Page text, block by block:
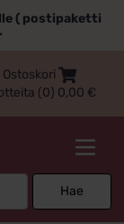
( postipaketti
Ostoskori
(0) 0,00 €
Hae